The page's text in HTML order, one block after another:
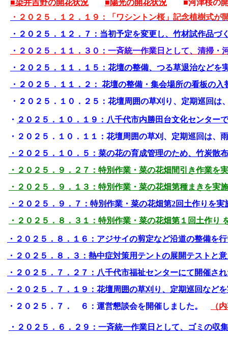
■染井吉野の開花状況
■陽光の開花状況 ■河津桜の開
・２０２５．１２．１９：「ワシントン桜」記念植樹式が
・２０２５．１２．７：当初予定を変更し、竹材試作品づ
・２０２５．１１．３０：一斉統一作業日として、清掃・
・２０２５．１１．１５：花壇の整備、つる草退治などを
・２０２５．１１．２： 花壇の整備・集会場所の看板の
・２０２５．１０．２５：花壇周囲の草刈り、定期巡回は
・ ２０２５．１０．１９：八千代市内勝田台文化センター
・２０２５．１０．１１：花壇周囲の草刈、定期巡回は、
・２０２５．１０．５：菜の花の育成管理のため、竹炭
・２０２５．９．２７：特別作業・菜の花畑間引き作業を
・２０２５．９．１３：特別作業・菜の花畑第種まきを実
・２０２５．９．７：特別作業・菜の花畑第2回土作りを
・２０２５．８．３１：特別作業・菜の花畑第１回土作り
・２０２５．８．１６：アジサイの剪定など沿道の整備を
・２０２５．８．３：熱中症対策用テントの展開テストと
・２０２５．７．２７：八千代市福祉センターにて開催さ
・２０２５．７．１９：花壇周囲の草刈り、定期巡回など
・２０２５．７． ６：運営懇談会を開催しました。
（
・２０２５．６．２９：一斉統一作業日として、ゴミの収